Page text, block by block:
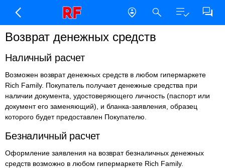
Возврат денежных средств
Наличный расчет
Возможен возврат денежных средств в любом гипермаркете
Rich Family. Покупатель получает денежные средства при
наличии документа, удостоверяющего личность (паспорт или
документ его заменяющий), и бланка-заявления, образец
которого будет предоставлен Покупателю.
Безналичный расчет
Оформление заявления на возврат безналичных денежных
средств возможно в любом гипермаркете Rich Family.